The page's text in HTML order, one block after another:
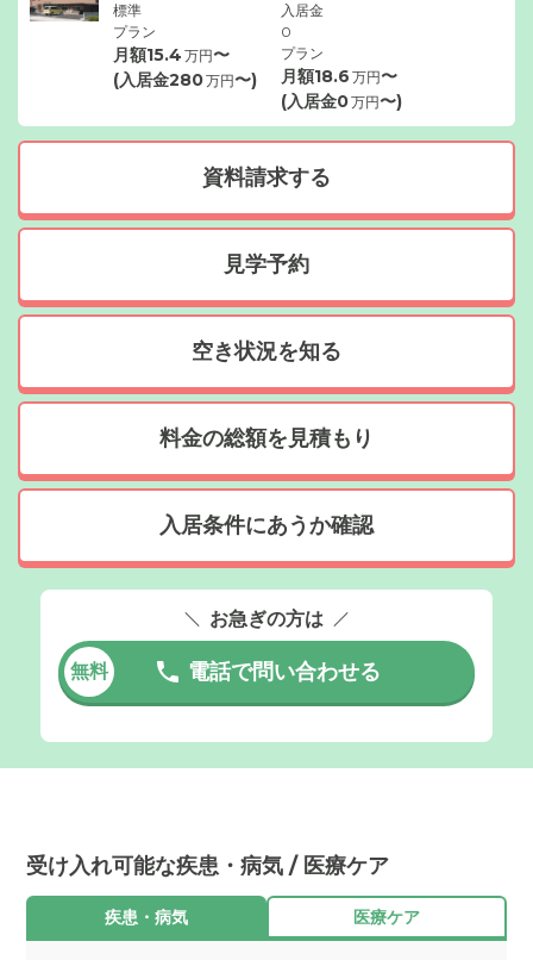
標準
プラン
月額15.4 万円〜
(入居金280万円〜)
入居金
0
プラン
月額18.6 万円〜
(入居金0万円〜)
資料請求する
見学予約
空き状況を知る
料金の総額を見積もり
入居条件にあうか確認
お急ぎの方は
無料 電話で問い合わせる
受け入れ可能な疾患・病気 / 医療ケア
疾患・病気 医療ケア